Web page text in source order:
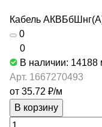
Кабель
0
0
В наличии: 14188
Арт. 1667270493
от 35.72 ₽/м
В корзину